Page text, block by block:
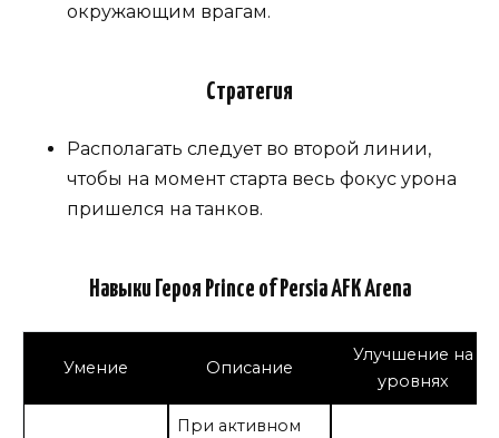
окружающим врагам.
Стратегия
Располагать следует во второй линии,
чтобы на момент старта весь фокус урона
пришелся на танков.
Навыки Героя Prince of Persia AFK Arena
Умение Описание
Улучшение на
уровнях
При активном